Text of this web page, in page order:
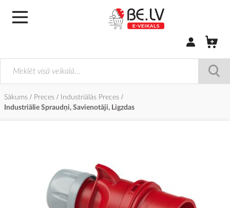
Pierakstīties/
Sākums Preces
Industriālās Preces
Industriālie Spraudņi, Savienotāji, Ligzdas